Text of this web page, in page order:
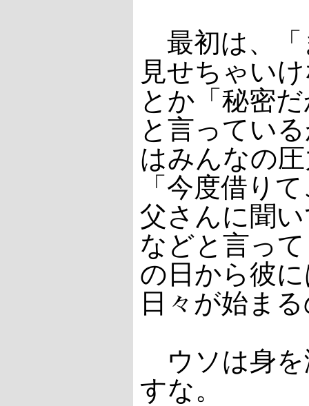
最初は、「
見せちゃい
とか「秘密
と言ってい
はみんなの
「今度借り
父さんに聞
などと言っ
の日から彼
日々が始ま
ウソは身を
すな。